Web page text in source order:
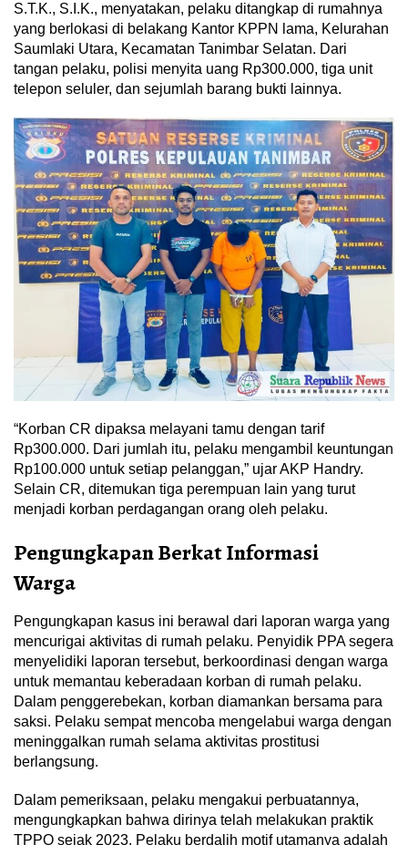
S.T.K., S.I.K., menyatakan, pelaku ditangkap di rumahnya
yang berlokasi di belakang Kantor KPPN lama, Kelurahan
Saumlaki Utara, Kecamatan Tanimbar Selatan. Dari
tangan pelaku, polisi menyita uang Rp300.000, tiga unit
telepon seluler, dan sejumlah barang bukti lainnya.
“Korban CR dipaksa melayani tamu dengan tarif
Rp300.000. Dari jumlah itu, pelaku mengambil keuntungan
Rp100.000 untuk setiap pelanggan,” ujar AKP Handry.
Selain CR, ditemukan tiga perempuan lain yang turut
menjadi korban perdagangan orang oleh pelaku.
Pengungkapan Berkat Informasi
Warga
Pengungkapan kasus ini berawal dari laporan warga yang
mencurigai aktivitas di rumah pelaku. Penyidik PPA segera
menyelidiki laporan tersebut, berkoordinasi dengan warga
untuk memantau keberadaan korban di rumah pelaku.
Dalam penggerebekan, korban diamankan bersama para
saksi. Pelaku sempat mencoba mengelabui warga dengan
meninggalkan rumah selama aktivitas prostitusi
berlangsung.
Dalam pemeriksaan, pelaku mengakui perbuatannya,
mengungkapkan bahwa dirinya telah melakukan praktik
TPPO sejak 2023. Pelaku berdalih motif utamanya adalah